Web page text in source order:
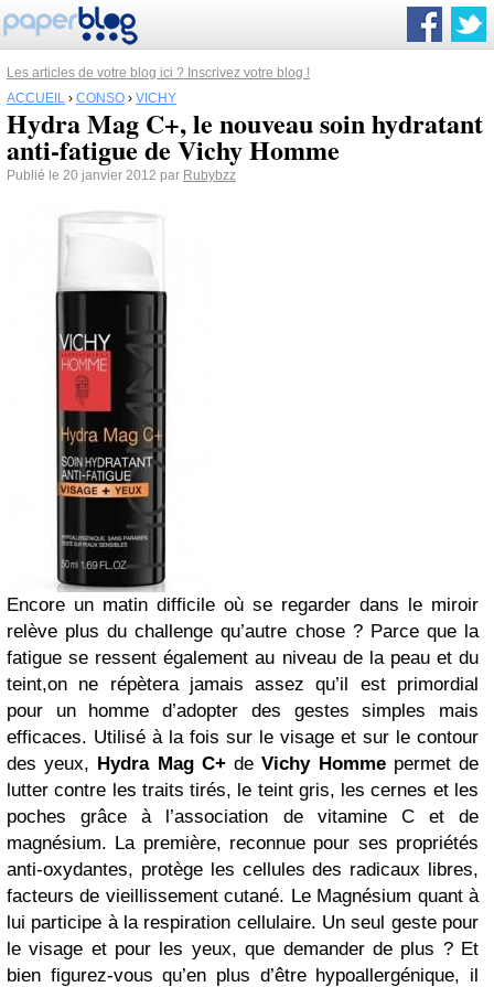
Les articles de votre blog ici ? Inscrivez votre blog !
ACCUEIL › CONSO › VICHY
Hydra Mag C+, le nouveau soin hydratant
anti-fatigue de Vichy Homme
Publié le 20 janvier 2012 par Rubybzz
Encore un matin difficile où se regarder dans le miroir
relève plus du challenge qu’autre chose ? Parce que la
fatigue se ressent également au niveau de la peau et du
teint,on ne répètera jamais assez qu’il est primordial
pour un homme d’adopter des gestes simples mais
efficaces. Utilisé à la fois sur le visage et sur le contour
des yeux, Hydra Mag C+deVichy Hommepermet de
lutter contre les traits tirés, le teint gris, les cernes et les
poches grâce à l’association de vitamine C et de
magnésium. La première, reconnue pour ses propriétés
anti-oxydantes, protège les cellules des radicaux libres,
facteurs de vieillissement cutané. Le Magnésium quant à
lui participe à la respiration cellulaire. Un seul geste pour
le visage et pour les yeux, que demander de plus ? Et
bien figurez-vous qu’en plus d’être hypoallergénique, il